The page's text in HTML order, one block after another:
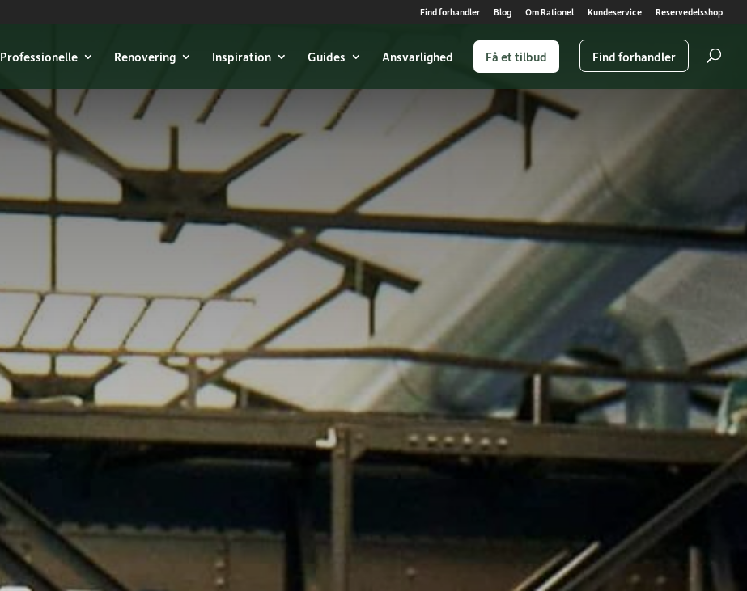
Find forhandler Blog Om Rationel Kundeservice Reservedelsshop
Professionelle Renovering Inspiration Guides Ansvarlighed Få et tilbud Find forhandler